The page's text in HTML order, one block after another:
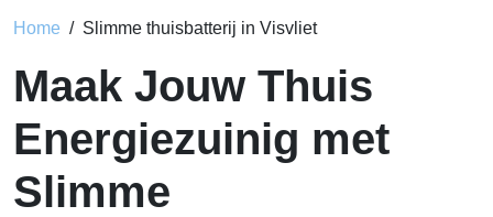
Home Slimme thuisbatterij in Visvliet
Maak Jouw Thuis
Energiezuinig met
Slimme